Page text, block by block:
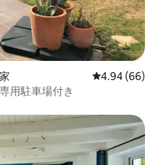
レビュー66件
4.94 (66)
用駐車場付き